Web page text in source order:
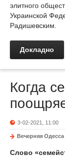
элитного
Украинской
Радишевским.
Докладно
Когда
3-02-2021, 11:00
Вечерняя Одесса
Слово